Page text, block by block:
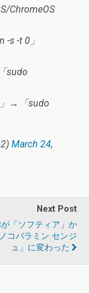
ChromeOS
s -t 0」
sudo
→「sudo
March 24,
Next Post
「ソフティア」か
コバラミン センジ
ュ」に変わった